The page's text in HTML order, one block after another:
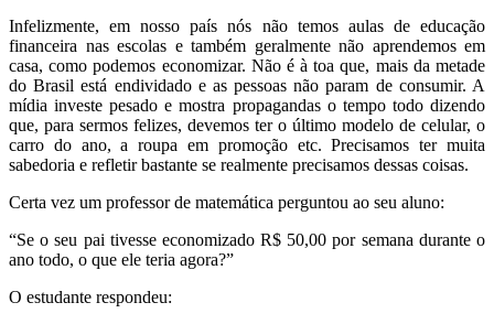
Infelizmente, em nosso país nós não temos aulas de educação
financeira nas escolas e também geralmente não aprendemos em
casa, como podemos economizar. Não é à toa que, mais da metade
do Brasil está endividado e as pessoas não param de consumir. A
mídia investe pesado e mostra propagandas o tempo todo dizendo
que, para sermos felizes, devemos ter o último modelo de celular, o
carro do ano, a roupa em promoção etc. Precisamos ter muita
sabedoria e refletir bastante se realmente precisamos dessas coisas.
Certa vez um professor de matemática perguntou ao seu aluno:
“Se o seu pai tivesse economizado R$ 50,00 por semana durante o
ano todo, o que ele teria agora?”
O estudante respondeu: